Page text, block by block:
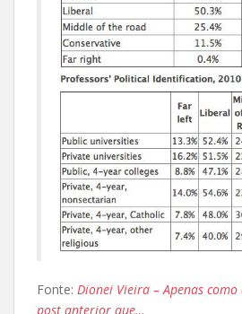
Fonte: Dionei Vieira – Apenas
post anterior que…